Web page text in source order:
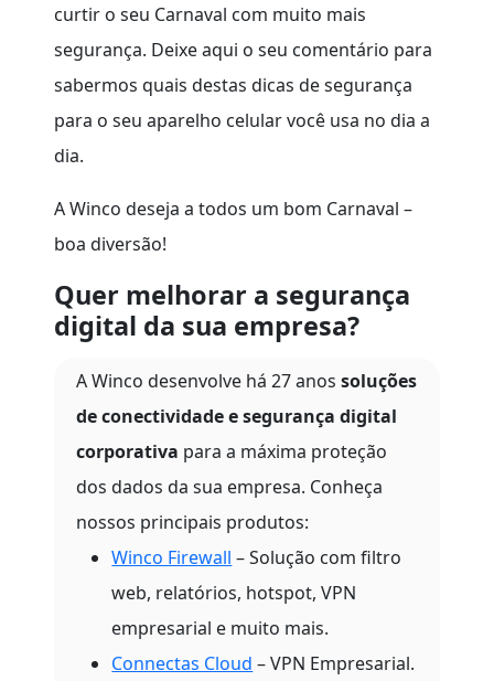
curtir o seu Carnaval com muito mais
segurança. Deixe aqui o seu comentário para
sabermos quais destas dicas de segurança
para o seu aparelho celular você usa no dia a
dia.
A Winco deseja a todos um bom Carnaval –
boa diversão!
Quer melhorar a segurança
digital da sua empresa?
A Winco desenvolve há 27 anossoluções
de conectividade e segurança digital
corporativa para a máxima proteção
dos dados da sua empresa. Conheça
nossos principais produtos:
Winco Firewall – Solução com filtro
web, relatórios, hotspot, VPN
empresarial e muito mais.
Connectas Cloud – VPN Empresarial.